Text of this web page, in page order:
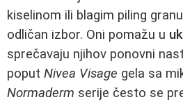
kiselinom ili blagim piling
odličan izbor. Oni pomažu u
sprečavaju njihov ponovni
poput Nivea Visage gela sa
Normaderm serije često se